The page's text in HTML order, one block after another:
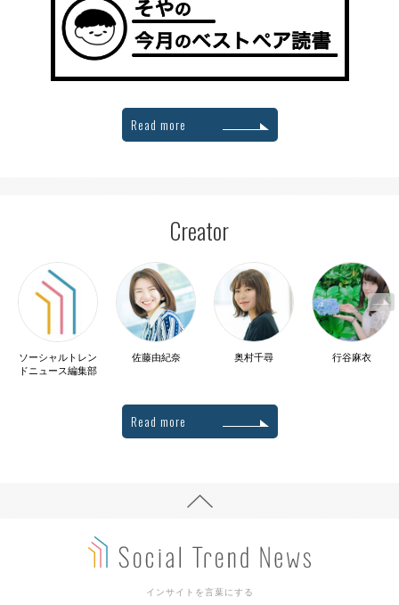
Read more
Creator
ソーシャルトレン
ドニュース編集部
佐藤由紀奈 奥村千尋 行谷麻衣
Read more
インサイトを言葉にする